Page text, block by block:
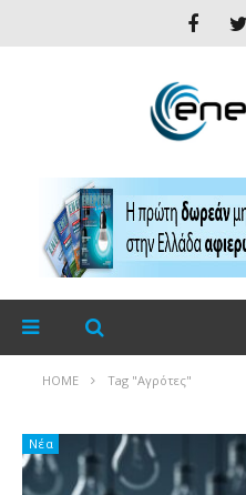
HOME Tag "Αγρότες"
Νέα